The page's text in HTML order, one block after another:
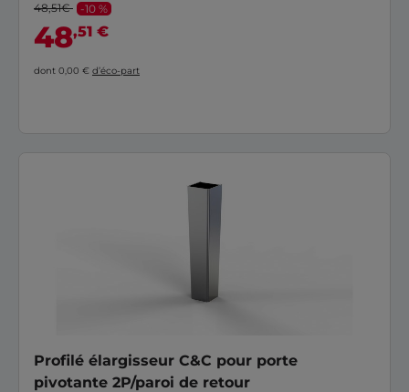
48,51€ -10 %
48,51 €
dont 0,00 € d’éco-part
Profilé élargisseur C&C pour porte
pivotante 2P/paroi de retour